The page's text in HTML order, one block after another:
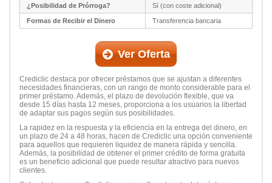
¿Posibilidad de Prórroga? Sí (con coste adicional)
Formas de Recibir el Dinero Transferencia bancaria
Ver Oferta
Crediclic destaca por ofrecer préstamos que se ajustan a diferentes
necesidades financieras, con un rango de monto considerable para el
primer préstamo. Además, el plazo de devolución flexible, que va
desde 15 días hasta 12 meses, proporciona a los usuarios la libertad
de adaptar sus pagos según sus posibilidades.
La rapidez en la respuesta y la eficiencia en la entrega del dinero, en
un plazo de 24 a 48 horas, hacen de Crediclic una opción conveniente
para aquellos que requieren liquidez de manera rápida y sencilla.
Además, la posibilidad de obtener el primer crédito de forma gratuita
es un beneficio adicional que puede resultar atractivo para nuevos
clientes.